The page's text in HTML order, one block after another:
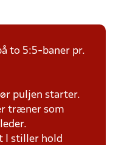
to 5:5-baner pr.
puljen starter.
træner som
I stiller hold